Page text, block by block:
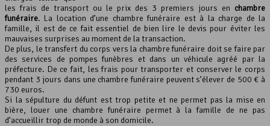
les frais de transport ou le prix des 3 premiers jours en chambre
funéraire. La location d’une chambre funéraire est à la charge de la
famille, il est de ce fait essentiel de bien lire le devis pour éviter les
mauvaises surprises au moment de la transaction.
De plus, le transfert du corps vers la chambre funéraire doit se faire par
des services de pompes funèbres et dans un véhicule agréé par la
préfecture. De ce fait, les frais pour transporter et conserver le corps
pendant 3 jours dans une chambre funéraire peuvent s’élever de 500 € à
730 euros.
Si la sépulture du défunt est trop petite et ne permet pas la mise en
bière, louer une chambre funéraire permet à la famille de ne pas
d’accueillir trop de monde à son domicile.